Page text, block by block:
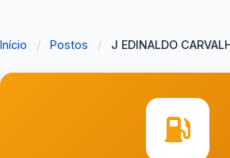
Início / Postos / J EDINALDO